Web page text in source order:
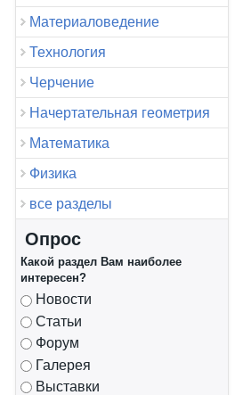
Материаловедение
Технология
Черчение
Начертательная геометрия
Математика
Физика
все разделы
Опрос
Какой раздел Вам наиболее
интересен?
Варианты
Новости
Статьи
Форум
Галерея
Выставки